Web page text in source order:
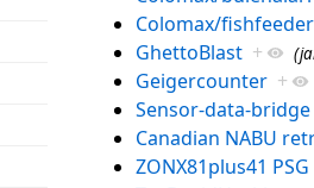
Colomax/fishfeeder
GhettoBlast +
Geigercounter +
Sensor-data-bridge
Canadian NABU
ZONX81plus41